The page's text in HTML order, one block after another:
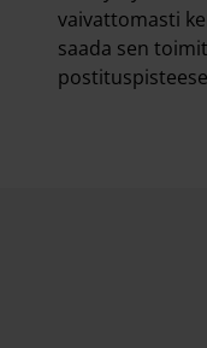
vaivattomasti
saada sen